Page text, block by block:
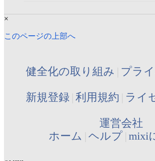
×
このページの上部へ
健全化の取り組み プラ
新規登録 利用規約 ライ
運営会社
ホーム ヘルプ mixi